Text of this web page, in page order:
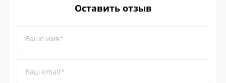
Оставить отзыв
Ваше имя*
Ваш email*